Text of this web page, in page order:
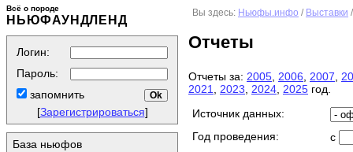
Всё о породе
НЬЮФАУНДЛЕНД
Логин:
Пароль:
запомнить
[Зарегистрироваться]
База ньюфов
Вы здесь: Ньюфы.инфо / Выставки
Отчеты
Отчеты за: 2005 2006 2007
2021
2023 2024 2025 год.
Источник данных:
Год проведения:
с